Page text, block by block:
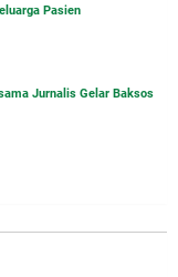
Pasien
Jurnalis Gelar Baksos